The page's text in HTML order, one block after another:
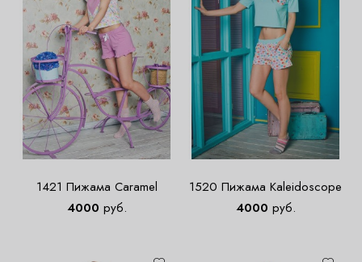
1421 Пижама Caramel
4000 руб.
1520 Пижама Kaleidoscope
4000 руб.